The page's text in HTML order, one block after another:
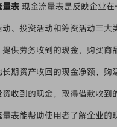
量表 现金流量表是反映企业
、投资活动和筹资活动三大
供劳务收到的现金，购买商
期资产收回的现金净额，购
收到的现金，取得借款收到
量表能帮助使用者了解企业